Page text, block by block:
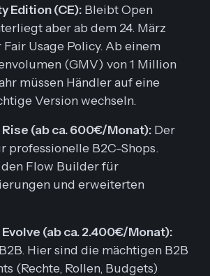
Edition (CE): Bleibt Open
aber ab dem 24. März
Usage Policy. Ab einem
(GMV) von 1 Million
müssen Händler auf eine
Version wechseln.
(ab ca. 600€/Monat): Der
professionelle B2C-Shops.
Flow Builder für
und erweiterten
(ab ca. 2.400€/Monat):
Hier sind die mächtigen B2B
(Rechte, Rollen, Budgets)